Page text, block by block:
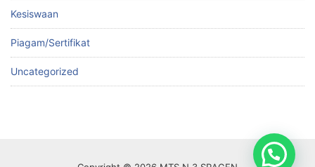
Kesiswaan
Piagam/Sertifikat
Uncategorized